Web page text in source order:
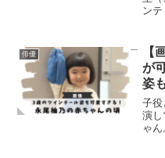
ン
い
較
俳優
【
が
姿
子役
演
ゃ